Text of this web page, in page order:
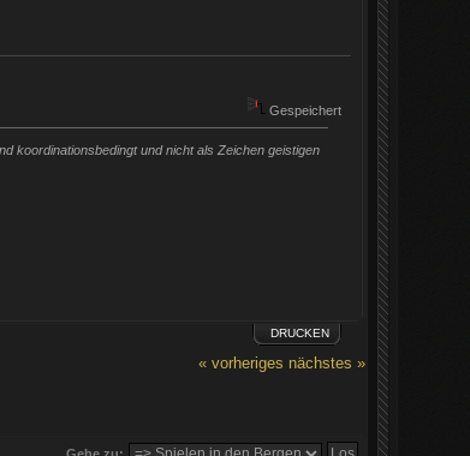
Gespeichert
koordinationsbedingt und nicht als Zeichen geistigen
DRUCKEN
« vorheriges nächstes »
Gehe zu: